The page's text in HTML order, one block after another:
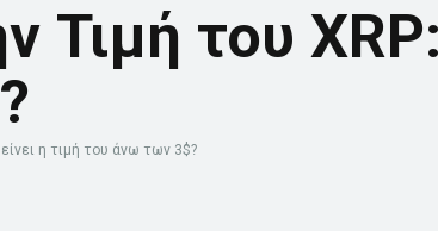
Τιμή του
η τιμή του άνω των 3$?